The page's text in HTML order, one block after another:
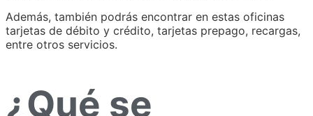
Además, también podrás encontrar en estas oficinas
tarjetas de débito y crédito, tarjetas prepago, recargas,
entre otros servicios.
¿Qué se